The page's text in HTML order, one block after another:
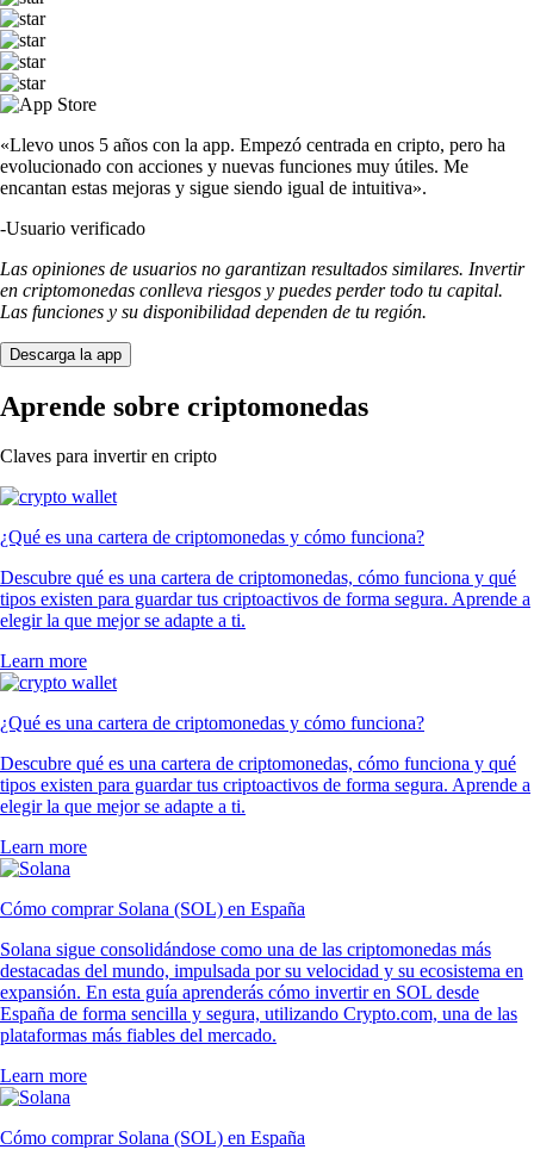
«Llevo unos 5 años con la app. Empezó centrada en cripto, pero ha
evolucionado con acciones y nuevas funciones muy útiles. Me
encantan estas mejoras y sigue siendo igual de intuitiva».
-Usuario verificado
Las opiniones de usuarios no garantizan resultados similares. Invertir
en criptomonedas conlleva riesgos y puedes perder todo tu capital.
Las funciones y su disponibilidad dependen de tu región.
Descarga la app
Aprende sobre criptomonedas
Claves para invertir en cripto
¿Qué es una cartera de criptomonedas y cómo funciona?
Descubre qué es una cartera de criptomonedas, cómo funciona y qué
tipos existen para guardar tus criptoactivos de forma segura. Aprende a
elegir la que mejor se adapte a ti.
Learn more
¿Qué es una cartera de criptomonedas y cómo funciona?
Descubre qué es una cartera de criptomonedas, cómo funciona y qué
tipos existen para guardar tus criptoactivos de forma segura. Aprende a
elegir la que mejor se adapte a ti.
Learn more
Cómo comprar Solana (SOL) en España
Solana sigue consolidándose como una de las criptomonedas más
destacadas del mundo, impulsada por su velocidad y su ecosistema en
expansión. En esta guía aprenderás cómo invertir en SOL desde
España de forma sencilla y segura, utilizando Crypto.com, una de las
plataformas más fiables del mercado.
Learn more
Cómo comprar Solana (SOL) en España